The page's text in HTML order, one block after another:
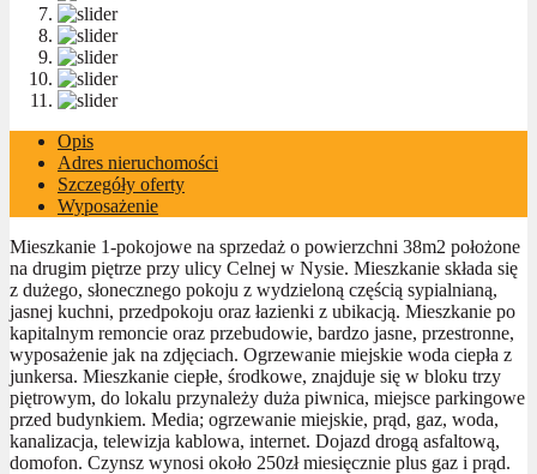
Opis
Adres nieruchomości
Szczegóły oferty
Wyposażenie
Mieszkanie 1-pokojowe na sprzedaż o powierzchni 38m2 położone
na drugim piętrze przy ulicy Celnej w Nysie. Mieszkanie składa się
z dużego, słonecznego pokoju z wydzieloną częścią sypialnianą,
jasnej kuchni, przedpokoju oraz łazienki z ubikacją. Mieszkanie po
kapitalnym remoncie oraz przebudowie, bardzo jasne, przestronne,
wyposażenie jak na zdjęciach. Ogrzewanie miejskie woda ciepła z
junkersa. Mieszkanie ciepłe, środkowe, znajduje się w bloku trzy
piętrowym, do lokalu przynależy duża piwnica, miejsce parkingowe
przed budynkiem. Media; ogrzewanie miejskie, prąd, gaz, woda,
kanalizacja, telewizja kablowa, internet. Dojazd drogą asfaltową,
domofon. Czynsz wynosi około 250zł miesięcznie plus gaz i prąd.